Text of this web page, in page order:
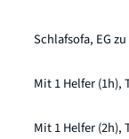
Schlafsofa, EG
Mit 1 Helfer (1h),
Mit 1 Helfer (2h),